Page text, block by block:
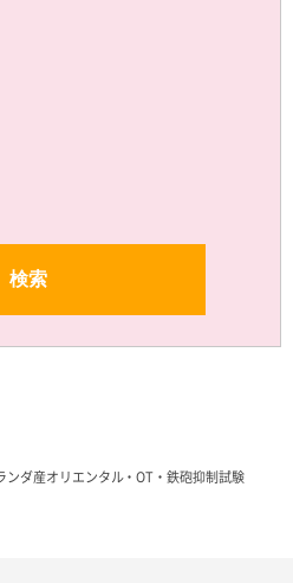
ンダ産オリエンタル・OT・鉄砲抑制試験